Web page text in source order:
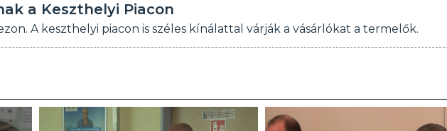
a Keszthelyi Piacon
A keszthelyi piacon is széles kínálattal várják a vásárlókat a termelők.